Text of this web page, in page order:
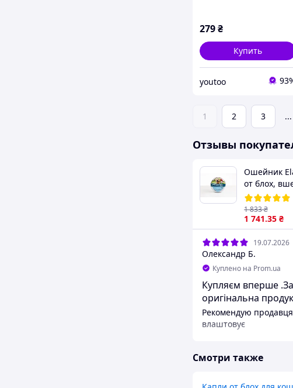
279₴
Купить
youtoo
1 2 3 ...
Отзывы
Ошейник
от блох,
для собак
1 741.35 ₴
1 833₴
19.07.2026
Олександр Б.
Куплено на Prom.ua
Купляєм вперше .Задоволені
оригінальна
Рекомендую продавця
влаштовує
Смотри также